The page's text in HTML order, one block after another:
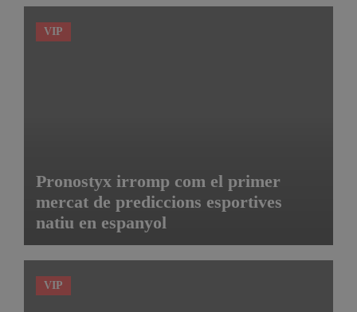
VIP
Pronostyx irromp com el primer
mercat de prediccions esportives
natiu en espanyol
VIP